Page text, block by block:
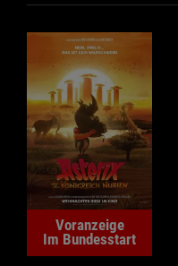
Voranzeige
Im Bundesstart